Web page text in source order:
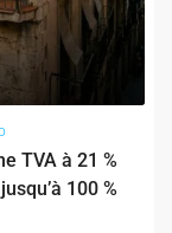
TVA à 21 %
100 %